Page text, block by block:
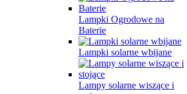
Lampki Ogrodowe na
Baterie
Lampki solarne wbijane
Lampy solarne wiszące i